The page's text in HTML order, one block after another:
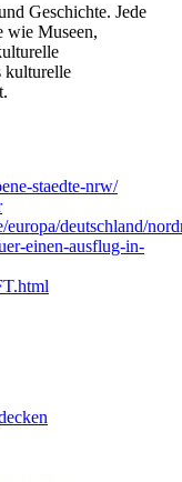
Geschichte. Jede
wie Museen,
kulturelle
staedte-nrw/
europa/deutschland/
einen-ausflug-in-